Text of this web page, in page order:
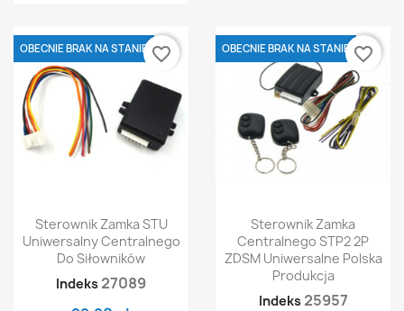
Sterownik Zamka STU
Uniwersalny Centralnego
Do Siłowników
Indeks 27089
OBECNIE BRAK NA STANIE favorite_border
Sterownik Zamka
Centralnego STP2 2P
ZDSM Uniwersalne Polska
Produkcja
Indeks 25957
OBECNIE BRAK NA STANIE favorite_border